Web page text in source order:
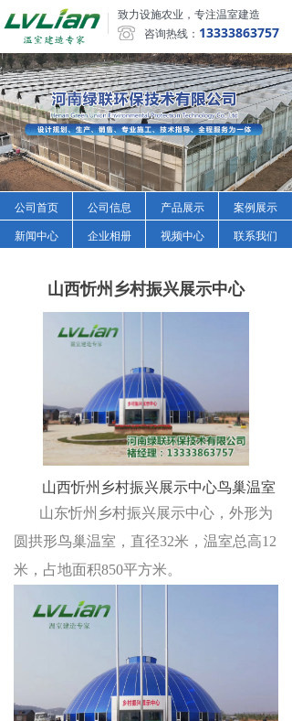
致力设施农业，专注温室建造
咨询热线： 13333863757
公司首页 公司信息 产品展示
案例展示
新闻中心
企业相册 视频中心 联系我们
山西忻州乡村振兴展示中心鸟巢温室
山东忻州乡村振兴展示中心，外形为
圆拱形鸟巢温室，直径32米，温室总高12
米，占地面积850平方米。
山西忻州乡村振兴展示中心